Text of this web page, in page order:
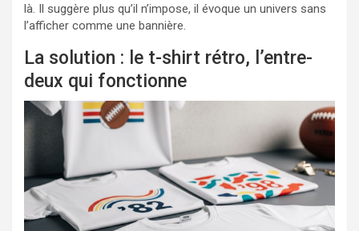
là. Il suggère plus qu’il n’impose, il évoque un univers sans
l’afficher comme une bannière.
La solution : le t-shirt rétro, l’entre-
deux qui fonctionne